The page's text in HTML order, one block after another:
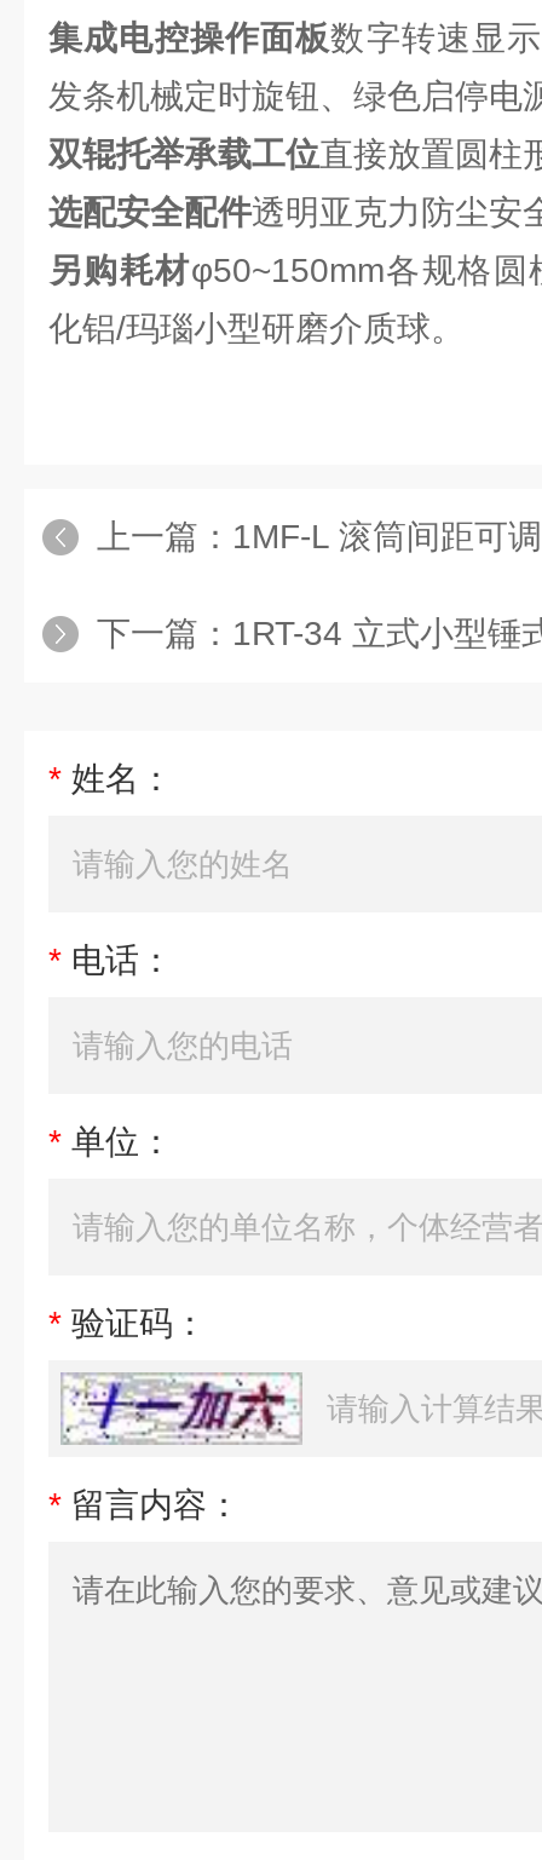
集成电控操作面板数字转速显
发条机械定时旋钮、绿色启停电
双辊托举承载工位直接放置圆柱
选配安全配件透明亚克力防尘安
另购耗材φ50~150mm各规格
化铝/玛瑙小型研磨介质球。
上一篇： 1MF-L 滚筒间距可
下一篇： 1RT-34 立式小型锤
* 姓名：
* 电话：
* 单位：
* 验证码：
* 留言内容：